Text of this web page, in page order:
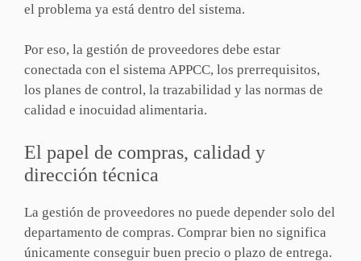
el problema ya está dentro del sistema.
Por eso, la gestión de proveedores debe estar
conectada con el sistema APPCC, los prerrequisitos,
los planes de control, la trazabilidad y las normas de
calidad e inocuidad alimentaria.
El papel de compras, calidad y
dirección técnica
La gestión de proveedores no puede depender solo del
departamento de compras. Comprar bien no significa
únicamente conseguir buen precio o plazo de entrega.